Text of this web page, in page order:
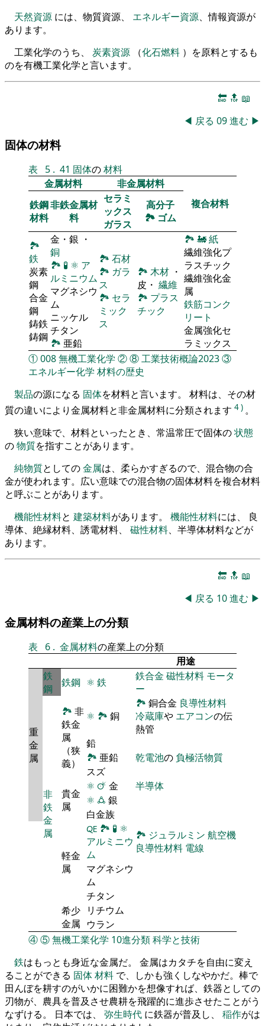
天然資源 には、物質資源、 エネルギー資源、情報資源が
あります。
工業化学のうち、 炭素資源 （化石燃料 ）を原料とするも
のを有機工業化学と言います。
🔚 🔝 📖
◀ 戻る 09進む ▶
固体の材料
表 5 . 41 固体の材料
金属材料
非金属材料
複合材料
鉄鋼
材料
非鉄金属材
料
セラミ
ックス
ガラス
高分子
🏞 ゴム
🏞
鉄
炭素
鋼
合金
鋼
鋳鉄
鋳鋼
金・銀 ・
銅
🏞 🧪 ⚛ ア
ルミニウム
マグネシウ
ム
ニッケル
チタン
🏞 亜鉛
🏞 石材
🏞 ガラ
ス
🏞 セラ
ミック
ス
🏞 木材 ・
皮・ 繊維
🏞 プラス
チック
🏞 🚂紙
繊維強化プ
ラスチック
繊維強化金
属
鉄筋コンク
リート
金属強化セ
ラミックス
①008無機工業化学 ②⑧工業技術概論2023③
エネルギー化学 材料の歴史
製品の源になる 固体を材料と言います。 材料は、その材
質の違いにより金属材料と非金属材料に分類されます 4) 。
狭い意味で、材料といったとき、常温常圧で固体の状態
の物質を指すことがあります。
純物質としての金属は、柔らかすぎるので、混合物の合
金が使われます。広い意味での混合物の固体材料を複合材料
と呼ぶことがあります。
機能性材料と 建築材料があります。 機能性材料には、 良
導体、絶縁材料、誘電材料、 磁性材料、半導体材料などが
あります。
🔚 🔝 📖
◀ 戻る 10進む ▶
金属材料の産業上の分類
表 6 . 金属材料の産業上の分類
用途
重
金
属
鉄
鋼
鉄鋼 ⚛ 鉄 鉄合金 磁性材料 モータ
ー
非
鉄
金
属
🏞 非
鉄金
属
（狭
義）
⚛ 🏞 銅
🏞 銅合金 良導性材料
冷蔵庫や エアコンの伝
熱管
鉛
🏞 亜鉛 乾電池の 負極活物質
スズ
貴金
属
⚛ 🜚 金
半導体
⚛ 🜛 銀
白金族
軽金
属
🜀 🏞 🧪 ⚛
アルミニウ
ム
🏞 ジュラルミン 航空機
良導性材料 電線
マグネシウ
ム
チタン
希少
金属
リチウム
ウラン
④⑤無機工業化学 10進分類科学と技術
鉄はもっとも身近な金属だ。 金属はカタチを自由に変え
ることができる 固体材料 で、しかも強くしなやかだ。棒で
田んぼを耕すのがいかに困難かを想像すれば、鉄器としての
刃物が、農具を普及させ農耕を飛躍的に進歩させたことがう
なずける。 日本では、 弥生時代 に鉄器が普及し、 稲作がは